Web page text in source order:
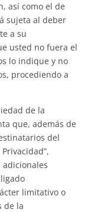
así como el de
sujeta al deber
a su
usted no fuera el
lo indique y no
procediendo a
de la
que, además de
del
limitativo o
de la